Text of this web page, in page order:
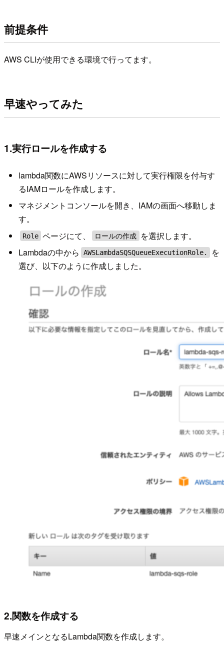
前提条件
AWS CLIが使用できる環境で行ってます。
早速やってみた
1.実行ロールを作成する
lambda関数にAWSリソースに対して実行権限を付与す
るIAMロールを作成します。
マネジメントコンソールを開き、IAMの画面へ移動しま
す。
Role ページにて、 ロールの作成
を選択します。
Lambdaの中から
AWSLambdaSQSQueueExecutionRole.
を
選び、以下のように作成しました。
2.関数を作成する
早速メインとなるLambda関数を作成します。